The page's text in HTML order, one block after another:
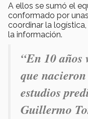
A ellos se sumó el
conformado por unas
coordinar la
la información.
“En 10 años
que
estudios
Guillermo